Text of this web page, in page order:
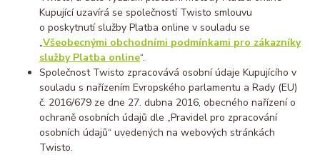
Kupující uzavírá se společností Twisto smlouvu
o poskytnutí služby Platba online v souladu se
„Všeobecnými obchodními podmínkami pro zákazníky
služby Platba online“.
Společnost Twisto zpracovává osobní údaje Kupujícího v
souladu s nařízením Evropského parlamentu a Rady (EU)
č. 2016/679 ze dne 27. dubna 2016, obecného nařízení o
ochraně osobních údajů dle „Pravidel pro zpracování
osobních údajů“ uvedených na webových stránkách
Twisto.